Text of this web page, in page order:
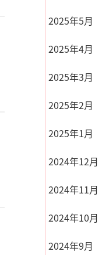
2025年5月
2025年4月
2025年3月
2025年2月
2025年1月
2024年12月
2024年11月
2024年10月
2024年9月